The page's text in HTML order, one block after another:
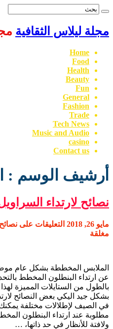
مجلة ليلاس الثقافية
Home
Food
Health
Beauty
Fun
General
Fashion
Trade
Tech News
Music and Audio
casino
Contact us
أرشيف الوسم :
نصائح لارتداء
مايو 26, 2018 التعليقات على
مغلقة
الملابس المخططة بشكل عام
عن ارتداء البنطلون المخطط
بالطول من الستايلات المميزة
بشكل جيد اليكي بعض النصائح
مطلوبة عند ارتداء البنطلون
ولافتة للأنظار في حد ذاتها، …